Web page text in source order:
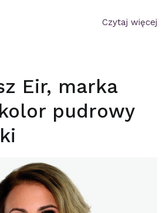
Czytaj więcej
Eir, marka
pudrowy